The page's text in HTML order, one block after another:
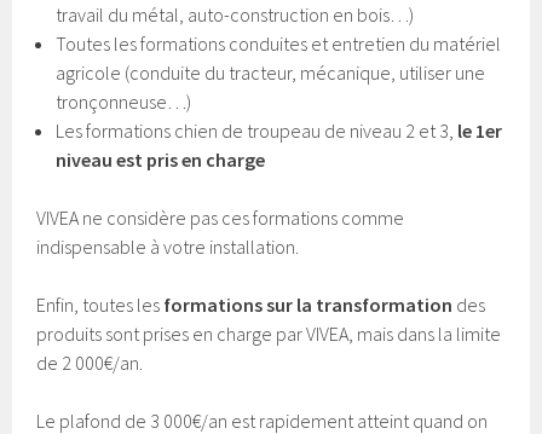
travail du métal, auto-construction en bois…)
Toutes les formations conduites et entretien du matériel
agricole (conduite du tracteur, mécanique, utiliser une
tronçonneuse…)
Les formations chien de troupeau de niveau 2 et 3, le 1er
niveau est pris en charge
VIVEA ne considère pas ces formations comme
indispensable à votre installation.
Enfin, toutes les formations sur la transformation des
produits sont prises en charge par VIVEA, mais dans la limite
de 2 000€/an.
Le plafond de 3 000€/an est rapidement atteint quand on